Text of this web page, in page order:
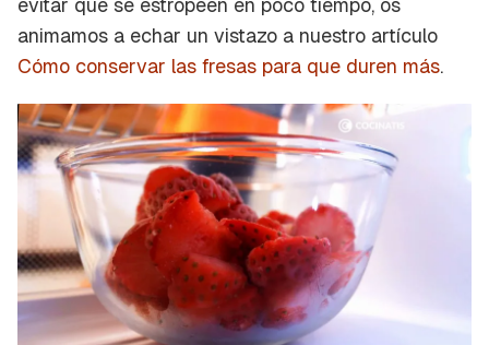
animamos a echar un vistazo a nuestro artículo
Cómo conservar las fresas para que duren más.